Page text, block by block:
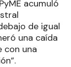
acumuló
de igual
una caída
con una